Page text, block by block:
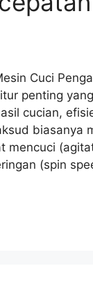
Cuci
penting
cucian,
biasanya
mencuci
(spin